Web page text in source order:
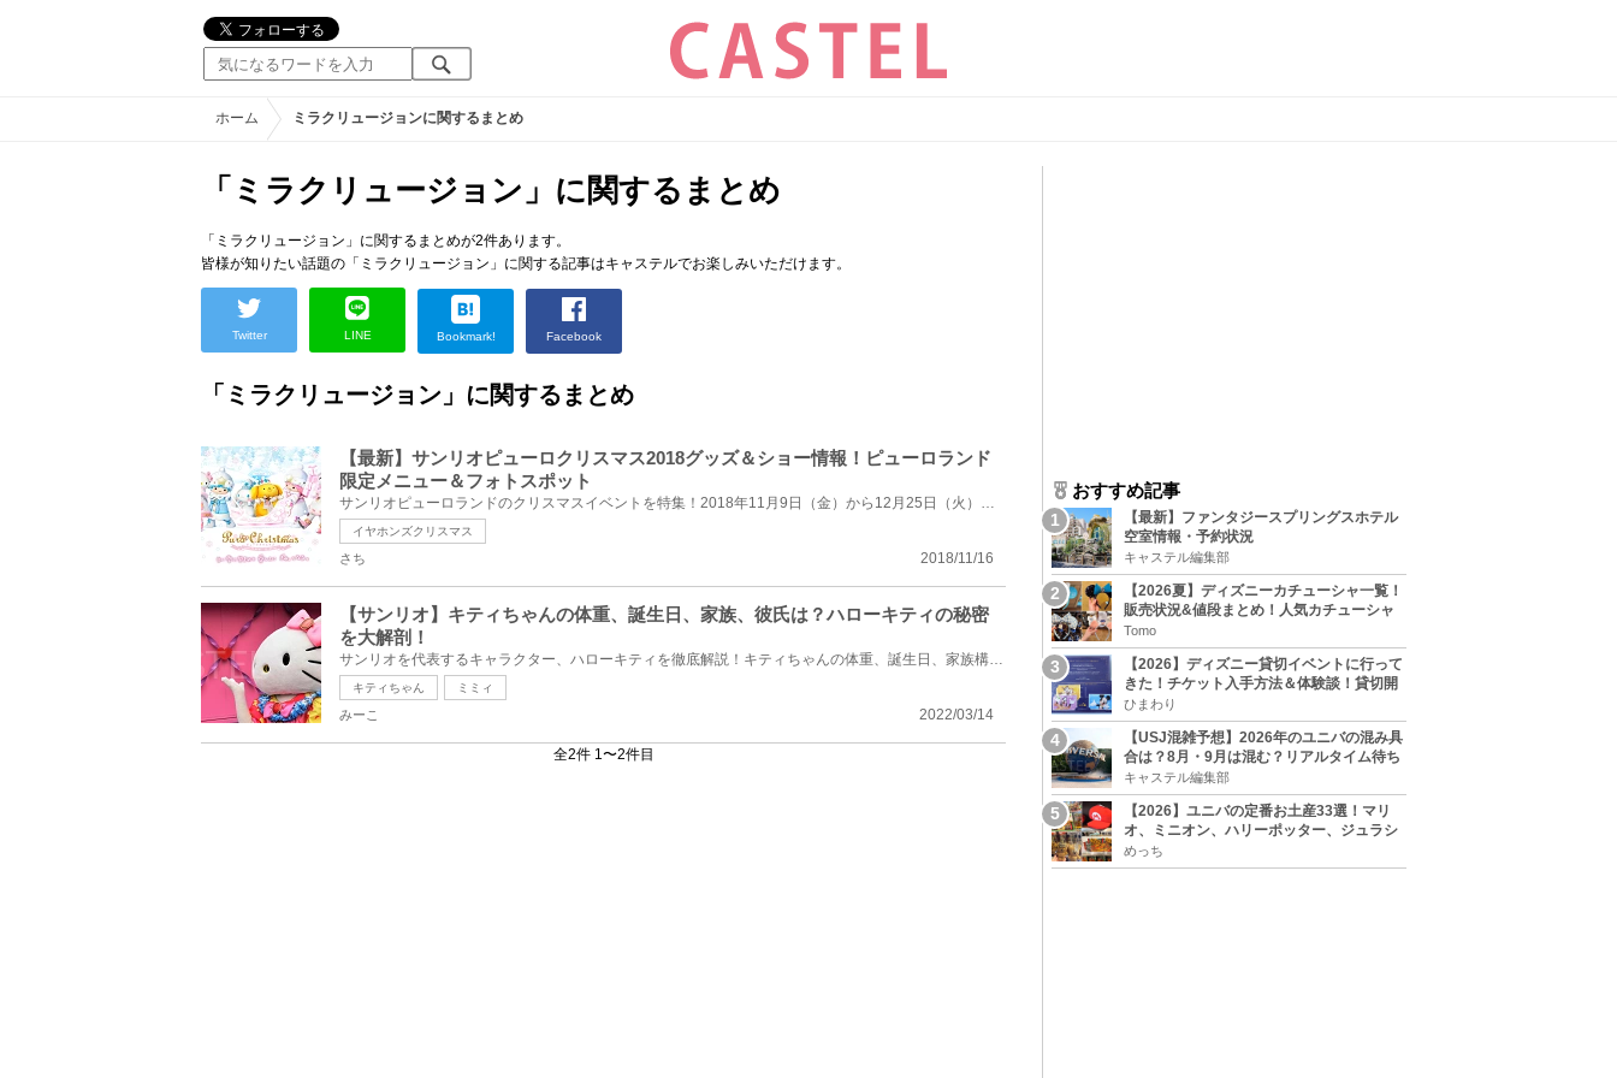
ホーム ミラクリュージョンに関するまとめ
「ミラクリュージョン」に関するまとめ
「ミラクリュージョン」に関するまとめが2件あります。
皆様が知りたい話題の「ミラクリュージョン」に関する記事はキャステルでお楽しみいただけます。
Twitter LINE Bookmark! Facebook
「ミラクリュージョン」に関するまとめ
【最新】サンリオピューロクリスマス2018グッズ＆ショー情報！ピューロランド
限定メニュー＆フォトスポット
サンリオピューロランドのクリスマスイベントを特集！2018年11月9日（金）から12月25日（火）までのクリ...
イヤホンズクリスマス
2018/11/16
さち
【サンリオ】キティちゃんの体重、誕生日、家族、彼氏は？ハローキティの秘密
を大解剖！
サンリオを代表するキャラクター、ハローキティを徹底解説！キティちゃんの体重、誕生日、家族構成、彼...
キティちゃん ミミィ
2022/03/14
みーこ
全2件 1〜2件目
おすすめ記事
【最新】ファンタジースプリングスホテル
空室情報・予約状況
キャステル編集部
【2026夏】ディズニーカチューシャ一覧！
販売状況&値段まとめ！人気カチューシャ
をチェック
Tomo
【2026】ディズニー貸切イベントに行って
きた！チケット入手方法＆体験談！貸切開
催日程まとめ！
ひまわり
【USJ混雑予想】2026年のユニバの混み具
合は？8月・9月は混む？リアルタイム待ち
時間アプリも
キャステル編集部
【2026】ユニバの定番お土産33選！マリ
オ、ミニオン、ハリーポッター、ジュラシ
ックパーク、セサミ、SINGなどのグッズ情
報
めっち